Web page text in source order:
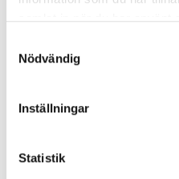
samlat in när du har använt
Nödvändig
Inställningar
Statistik